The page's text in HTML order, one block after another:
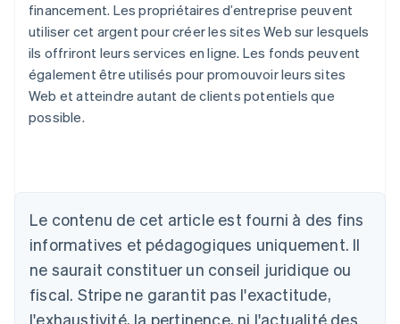
financement. Les propriétaires d’entreprise peuvent
utiliser cet argent pour créer les sites Web sur lesquels
ils offriront leurs services en ligne. Les fonds peuvent
également être utilisés pour promouvoir leurs sites
Web et atteindre autant de clients potentiels que
possible.
Le contenu de cet article est fourni à des fins
informatives et pédagogiques uniquement. Il
ne saurait constituer un conseil juridique ou
fiscal. Stripe ne garantit pas l'exactitude,
l'exhaustivité, la pertinence, ni l'actualité des
Allemagne
Belgique
Nederlands Français Deutsch English
Brésil
Português English
Bulgarie